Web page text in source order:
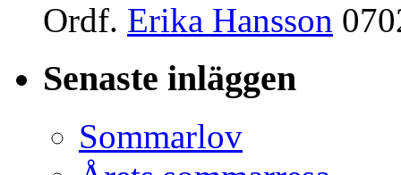
Ordf. Erika Hansson
Senaste inläggen
Sommarlov